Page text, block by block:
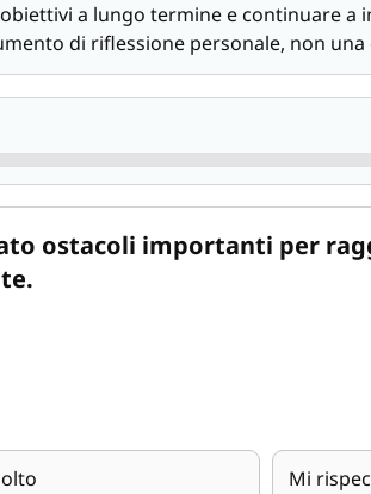
a lungo termine e continuare a
di riflessione personale, non una
ostacoli importanti per
Mi